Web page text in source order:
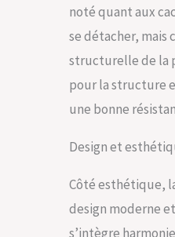
noté quant aux
se détacher, mais
structurelle de la
pour la structure
une bonne
Design et
Côté esthétique,
design moderne
s’intègre